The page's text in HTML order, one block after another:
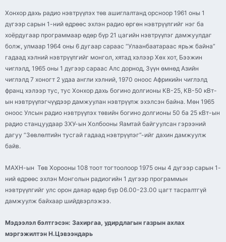
Хонхор дахь радио нэвтрүүлэх төв ашиглалтанд орсноор 1961 оны 1
дүгээр сарын 1-ний өдрөөс эхлэн радио өргөн нэвтрүүлгийг нэг ба
хоёрдугаар программаар өдөр бүр 21 цагийн нэвтрүүлэг дамжуулдаг
болж, улмаар 1964 оны 6 дугаар сараас “Улаанбаатараас ярьж байна”
гадаад хэлний нэвтрүүлгийг монгол, хятад хэлээр Хөх хот, Бээжин
чиглэлд, 1965 оны 1 дүгээр сараас Алс дорнод, Зүүн өмнөд Азийн
чиглэлд 7 хоногт 2 удаа англи хэлний, 1970 оноос Африкийн чиглэлд
франц хэлээр тус, тус Хонхор дахь богино долгионы КВ-25, КВ-50 кВт-
ын нэвтрүүлэгчүүдээр дамжуулан нэвтрүүлж эхэлсэн байна. Мөн 1965
оноос Улсын радио нэвтрүүлэх төвийн богино долгионы 50 ба 25 кВт-ын
радио станцуудаар ЗХУ-ын Холбооны Яамтай байгуулсан гэрээний
дагуу “Зөвлөлтийн тусгай гадаад нэвтрүүлэг”-ийг дахин дамжуулж
байв.
МАХН-ын Төв Хорооны 108 тоот тогтоолоор 1975 оны 4 дүгээр сарын 1-
ний өдрөөс эхлэн Монголын радиогийн 1 дүгээр программын
нэвтрүүлгийг улс орон даяар өдөр бүр 06.00-23.00 цагт тасралтгүй
дамжуулж байхаар шийдвэрлэжээ.
Мэдээлэл бэлтгэсэн: Захиргаа, удирдлагын газрын ахлах
мэргэжилтэн Н.Цэвээндарь